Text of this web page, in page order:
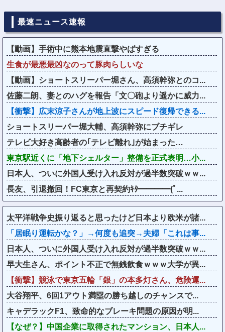
最速ニュース速報
【動画】手術中に熊本地震直撃やばすぎる
生食が最悪最凶なのって豚肉らしいな
【動画】ショートスリーパー堀さん、高須幹弥とのコ...
佐藤二朗、妻とのハグを報告「文〇砲より遥かに威力...
【衝撃】広末涼子さんが地上波にスピード復帰できる...
ショートスリーパー堀大輔、高須幹弥にブチギレ
テレビ大好き高齢者の｢テレビ離れ｣が始まった…
東京駅近くに「地下シェルター」整備を正式表明…小...
日本人、ついに外国人受け入れ反対が過半数突破ｗｗ...
長友、引退撤回！FC東京と再契約ｷﾀ━━━━(ﾟ...
太平洋戦争史振り返ると思ったけど日本より欧米が諸...
「居眠り運転かな？」→何度も追突→夫婦「これは事...
日本人、ついに外国人受け入れ反対が過半数突破ｗｗ...
早大生さん、ポイント不正で無銭飲食ｗｗｗ大学が異...
【衝撃】競泳で東京五輪「銀」の本多灯さん、危険運...
大谷翔平、6回1アウト満塁の勝ち越しのチャンスで...
キャデラックF1、致命的なブレーキ問題の原因が明...
【なぜ？】中国企業に取得されたマンション、日本人...